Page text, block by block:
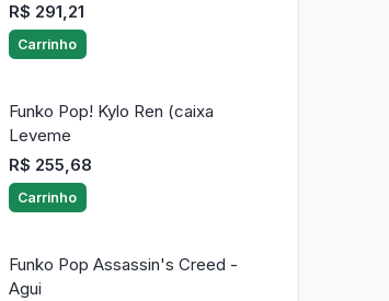
R$ 291,21
Carrinho
Funko Pop! Kylo Ren (caixa
Leveme
R$ 255,68
Carrinho
Funko Pop Assassin's Creed -
Agui